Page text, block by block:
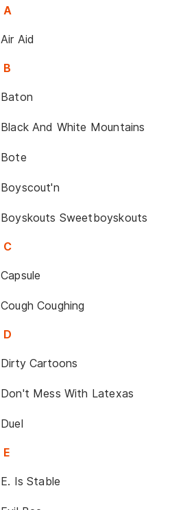
A
Air Aid
B
Baton
Black And White Mountains
Bote
Boyscout'n
Boyskouts Sweetboyskouts
C
Capsule
Cough Coughing
D
Dirty Cartoons
Don't Mess With Latexas
Duel
E
E. Is Stable